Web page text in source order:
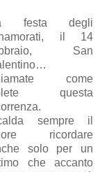
festa degli
il 14
San
come
questa
sempre il
ricordare
solo per un
che accanto